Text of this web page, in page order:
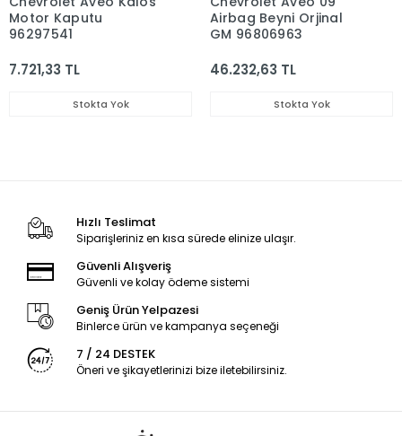
Motor Kaputu
96297541
7.721,33 TL
Stokta Yok
Airbag Beyni Orjinal
GM 96806963
46.232,63 TL
Stokta Yok
Hızlı Teslimat
Siparişleriniz en kısa sürede elinize ulaşır.
Güvenli Alışveriş
Güvenli ve kolay ödeme sistemi
Geniş Ürün Yelpazesi
Binlerce ürün ve kampanya seçeneği
7 / 24 DESTEK
Öneri ve şikayetlerinizi bize iletebilirsiniz.